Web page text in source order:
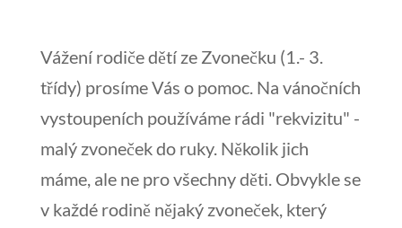
Vážení rodiče dětí ze Zvonečku (1.- 3.
třídy) prosíme Vás o pomoc. Na vánočních
vystoupeních používáme rádi "rekvizitu" -
malý zvoneček do ruky. Několik jich
máme, ale ne pro všechny děti. Obvykle se
v každé rodině nějaký zvoneček, který